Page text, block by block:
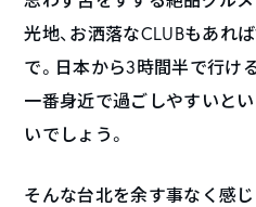
光地、お洒落なCLUBもあれ
で。日本から3時間半で行け
一番身近で過ごしやすいと
いでしょう。
そんな台北を余す事なく感